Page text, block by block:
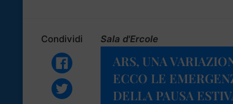
Condividi Sala d'Ercole
ARS, UNA
ECCO LE
DELLA PAUSA